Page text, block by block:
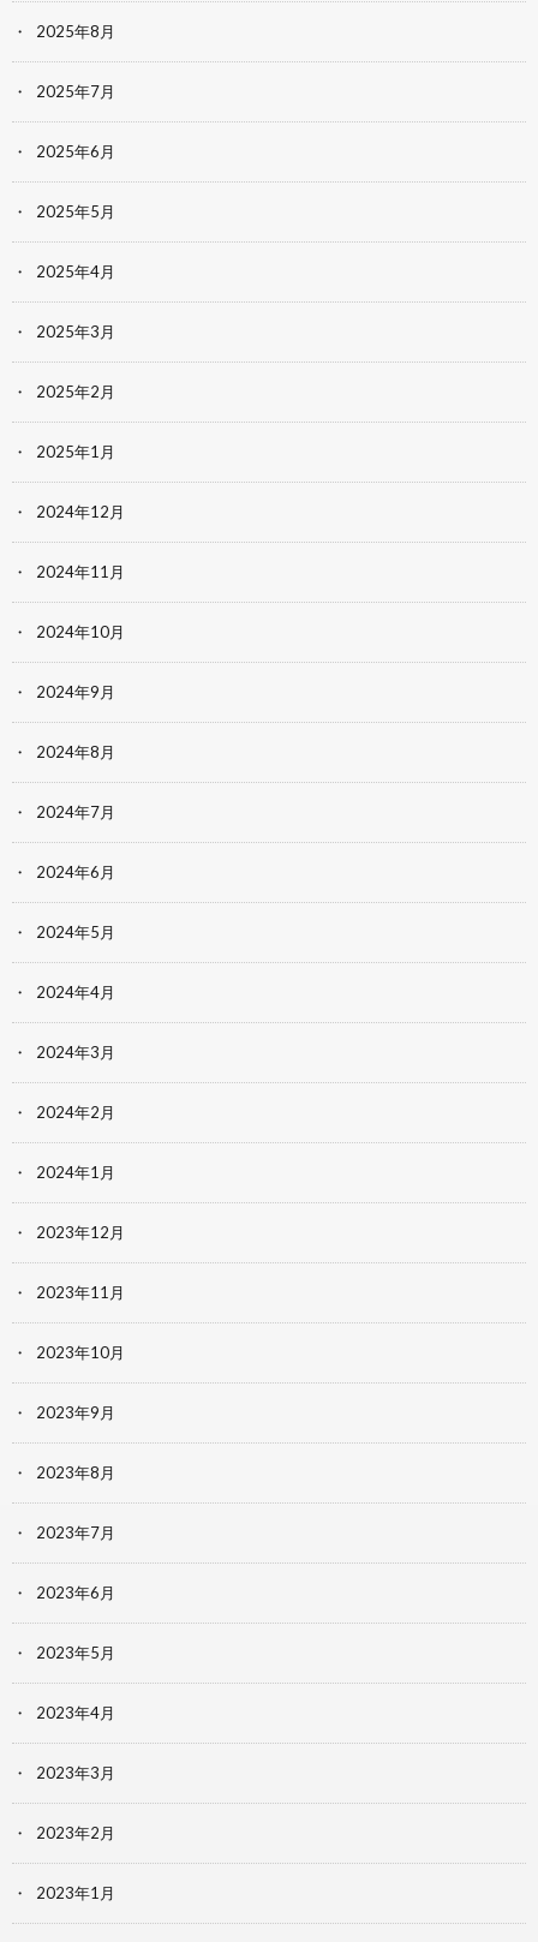
2025年8月
2025年7月
2025年6月
2025年5月
2025年4月
2025年3月
2025年2月
2025年1月
2024年12月
2024年11月
2024年10月
2024年9月
2024年8月
2024年7月
2024年6月
2024年5月
2024年4月
2024年3月
2024年2月
2024年1月
2023年12月
2023年11月
2023年10月
2023年9月
2023年8月
2023年7月
2023年6月
2023年5月
2023年4月
2023年3月
2023年2月
2023年1月